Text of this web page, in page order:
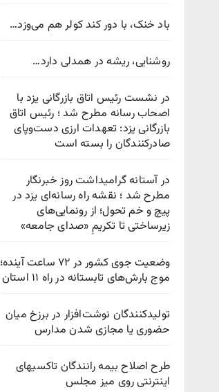
باد خنک، با دور کند کولر هم می‌وزد…
روشنایی، ریشه در همدلی دارد…
در نشست رئیس اتاق بازرگانی یزد با
اصحاب رسانه مطرح شد ؛ رئیس اتاق
بازرگانی یزد: تعهدات ارزی دست‌وپای
صادرکنندگان را بسته است
در آستانه گرامیداشت روز خبرنگار
مطرح شد ؛ نقشه راه رسانه‌ای یزد در
پیچ‌ و خم تحول؛ از رونمایی‌های
زیرساختی تا تکریمِ «صدای جامعه»
وضعیت جوی کشور در ۷۲ ساعت آینده؛
موج بارش‌های تابستانه در راه ۱۱ استان
تولیدکنندگان نوشت‌افزار در برزخ میان
حضوری یا مجازی شدن مدارس
طرح اصلاح بیمه رانندگان تاکسیهای
اینترنتی روی میز مجلس